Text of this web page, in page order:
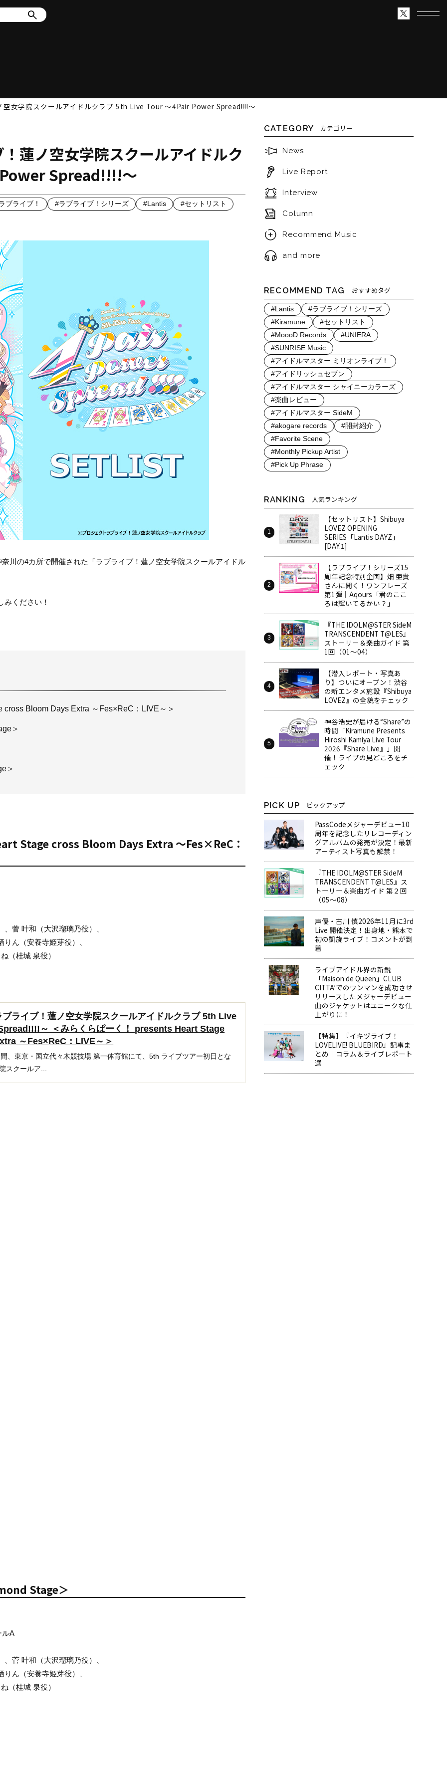
空女学院スクールアイドルクラブ 5th Live Tour ～4Pair Power Spread!!!!～
蓮ノ空女学院スクールアイドルク
Spread!!!!～
ブライブ！ #ラブライブ！シリーズ #Lantis #セットリスト
川の4カ所で開催された「ラブライブ！蓮ノ空女学院スクールアイドル
ください！
Bloom Days Extra ～Fes×ReC：LIVE～＞
＞
＞
Stage cross Bloom Days Extra ～Fes×ReC：
菅 叶和（大沢瑠璃乃役）、
ん（安養寺姫芽役）、
（桂城 泉役）
ブライブ！蓮ノ空女学院スクールアイドルクラブ 5th Live
～ ＜みらくらぱーく！ presents Heart Stage
～Fes×ReC：LIVE～＞
、東京・国立代々木競技場 第一体育館にて、5th ライブツアー初日とな
スクールア...
Stage＞
ルA
菅 叶和（大沢瑠璃乃役）、
ん（安養寺姫芽役）、
（桂城 泉役）
CATEGORY カテゴリー
News
Live Report
Interview
Column
Recommend Music
and more
RECOMMEND TAG おすすめタグ
#Lantis
#ラブライブ！シリーズ
#Kiramune
#セットリスト
#MoooD Records
#UNIERA
#SUNRISE Music
#アイドルマスター ミリオンライブ！
#アイドリッシュセブン
#アイドルマスター シャイニーカラーズ
#楽曲レビュー
#アイドルマスター SideM
#akogare records
#開封紹介
#Favorite Scene
#Monthly Pickup Artist
#Pick Up Phrase
RANKING 人気ランキング
【セットリスト】Shibuya
LOVEZ OPENING
SERIES「Lantis DAYZ」
[DAY.1]
【ラブライブ！シリーズ15
周年記念特別企画】畑 亜貴
さんに聞く！ワンフレーズ
第1弾｜Aqours「君のここ
ろは輝いてるかい？」
『THE IDOLM@STER SideM
TRANSCENDENT T@LES』
ストーリー＆楽曲ガイド 第
1回（01～04）
【潜入レポート・写真あ
り】ついにオープン！渋谷
の新エンタメ施設『Shibuya
LOVEZ』の全貌をチェック
神谷浩史が届ける“Share”の
時間――「Kiramune Presents
Hiroshi Kamiya Live Tour
2026『Share Live』」開
催！ライブの見どころをチ
ェック
PICK UP ピックアップ
PassCodeメジャーデビュー10
周年を記念したリレコーディン
グアルバムの発売が決定！最新
アーティスト写真も解禁！
『THE IDOLM@STER SideM
TRANSCENDENT T@LES』ス
トーリー＆楽曲ガイド 第２回
（05～08）
声優・古川 慎2026年11月に3rd
Live 開催決定！出身地・熊本で
初の凱旋ライブ！コメントが到
着
ライブアイドル界の新鋭
「Maison de Queen」CLUB
CITTA’でのワンマンを成功させ
リリースしたメジャーデビュー
曲のジャケットはユニークな仕
上がりに！
【特集】『イキヅライブ！
LOVELIVE! BLUEBIRD』記事ま
とめ│コラム＆ライブレポート
選